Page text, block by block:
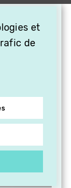
et
de
EN
VOS
!